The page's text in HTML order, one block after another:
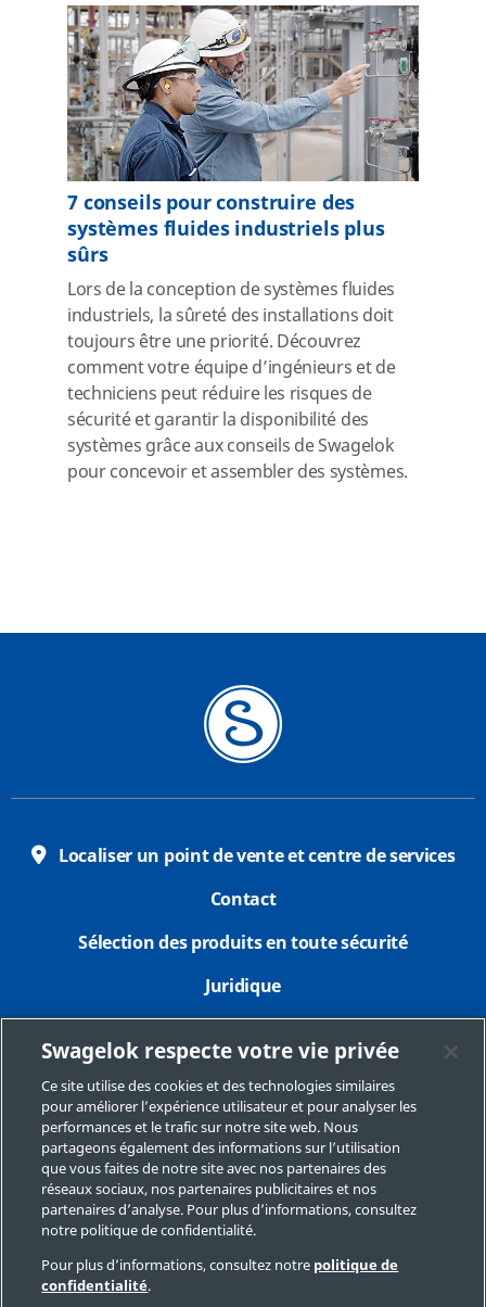
7 conseils pour construire des
systèmes fluides industriels plus
sûrs
Lors de la conception de systèmes fluides
industriels, la sûreté des installations doit
toujours être une priorité. Découvrez
comment votre équipe d’ingénieurs et de
techniciens peut réduire les risques de
sécurité et garantir la disponibilité des
systèmes grâce aux conseils de Swagelok
pour concevoir et assembler des systèmes.
Localiser un point de vente et centre de services
Contact
Sélection des produits en toute sécurité
Juridique
Imprimer
Plan du site
Préférences de cookies
Ne pas vendre ou communiquer mes données
personnelles
Swagelok respecte votre vie privée
Ce site utilise des cookies et des technologies similaires
pour améliorer l’expérience utilisateur et pour analyser les
performances et le trafic sur notre site web. Nous
partageons également des informations sur l’utilisation
que vous faites de notre site avec nos partenaires des
réseaux sociaux, nos partenaires publicitaires et nos
partenaires d’analyse. Pour plus d’informations, consultez
notre politique de confidentialité.
Pour plus d’informations, consultez notre politique de
confidentialité.